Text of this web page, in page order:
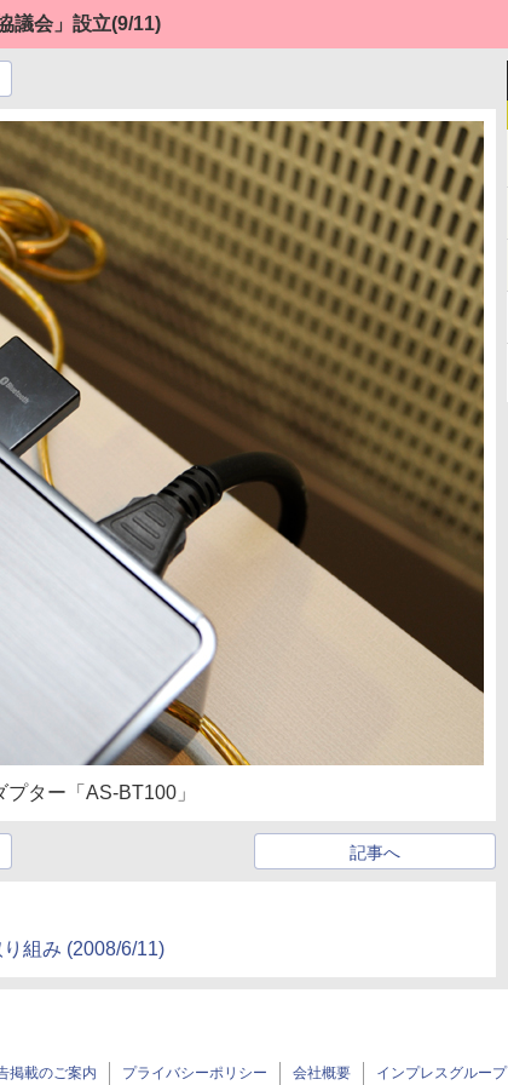
議会」設立(9/11)
ター「AS-BT100」
記事へ
組み (2008/6/11)
掲載のご案内 プライバシーポリシー 会社概要 インプレスグループ